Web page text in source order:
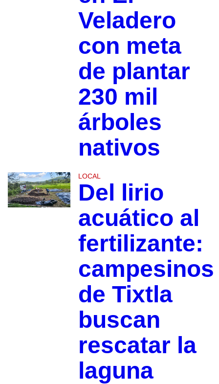
Veladero
con meta
de plantar
230 mil
árboles
nativos
LOCAL
Del lirio
acuático al
fertilizante:
campesinos
de Tixtla
buscan
rescatar la
laguna